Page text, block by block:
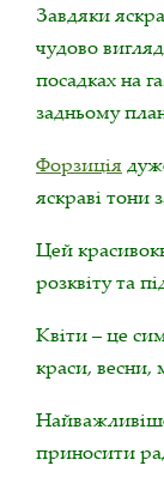
Завдяки
чудово
посадках на
задньому
Форзиція
яскраві тони
Цей
розквіту та
Квіти – це
краси, весни,
приносити